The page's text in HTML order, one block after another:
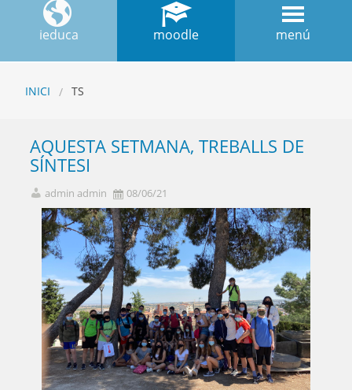
ieduca moodle menú
INICI TS
AQUESTA SETMANA, TREBALLS DE
SÍNTESI
admin admin 08/06/21